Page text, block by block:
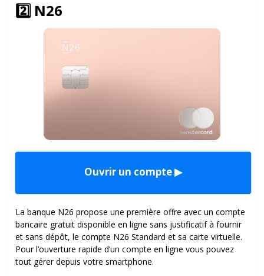
2️⃣ N26
Ouvrir un compte ▶
La banque N26 propose une première offre avec un compte
bancaire gratuit disponible en ligne sans justificatif à fournir
et sans dépôt, le compte N26 Standard et sa carte virtuelle.
Pour l’ouverture rapide d’un compte en ligne vous pouvez
tout gérer depuis votre smartphone.